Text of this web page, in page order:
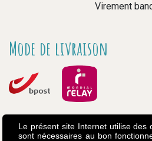
Virement
Mode de livraison
Le présent site Internet utilise des
sont nécessaires au bon